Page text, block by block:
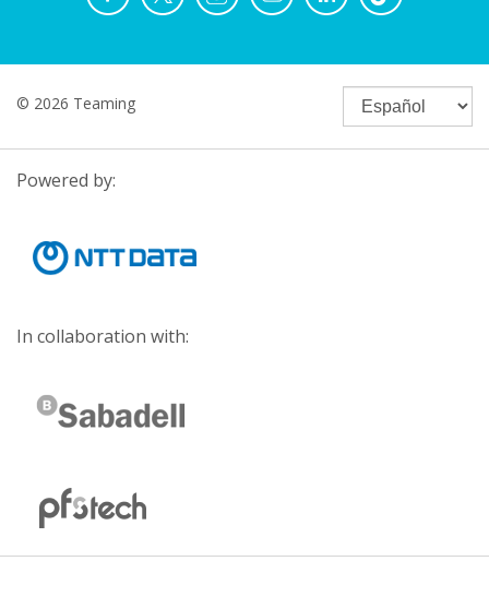
© 2026 Teaming
Powered by:
In collaboration with: